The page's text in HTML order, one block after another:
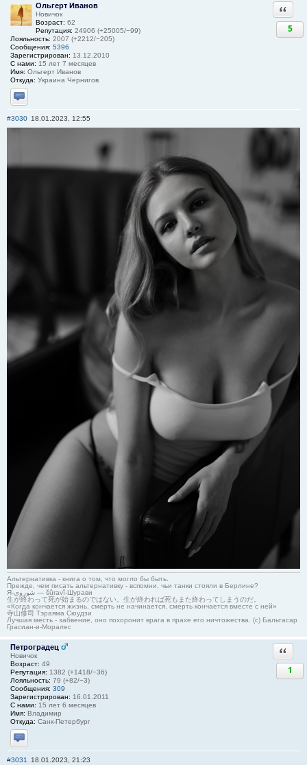
Ольгерт Иванов
Новичок
Возраст: 62
Репутация: 24906 (+25005/−99)
Лояльность: 2007 (+2212/−205)
Сообщения: 5396
Зарегистрирован: 13.12.2010
С нами: 15 лет 7 месяцев
Имя: Ольгерт Иванов
Откуда: Украина Чернигов
Отправить личное сообщение
5
#3030 18.01.2023, 12:55
Альтернативка - книга о том, что могло бы быть.
Прежде, чем писать альтернативку - вспомни, чьи танки стояли в Берлине?
Я-شوروی — šûravî-Шурави
生が終わって死が始まるのではない。生が終われば死もまた終わってしまうのだ。
«Когда кончается жизнь, смерть не начинается, смерть кончается вместе с ней»
寺山修司 Тэраяма Сюудзи
Лучшая месть - забвение, оно похоронит врага в прахе его ничтожества. (с) Бальтасар
Грасиан-и-Моралес
Петроградец
Новичок
Возраст: 49
Репутация: 1382 (+1418/−36)
Лояльность: 79 (+82/−3)
Сообщения: 309
Зарегистрирован: 16.01.2011
С нами: 15 лет 6 месяцев
Имя: Владимир
Откуда: Санк-Петербург
Отправить личное сообщение
1
#3031 18.01.2023, 21:23